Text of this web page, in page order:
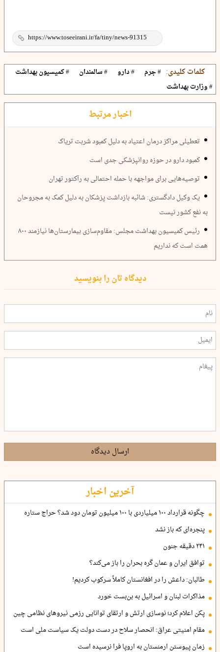
کلمات کلیدی: # جرم # دارو # سالمندان
# کمیسیون بهداشت
# وزارت بهداشت
اخبار مرتبط
تعطیلی مراکز درمان اعتیاد به دلیل کمبود شربت تریاک
کمبود دارو در حوزه روانپزشکی جدی است
توصیه‌هایی برای مواجهه با حمله احتمالی به رآکتور تهران
یک وکیل دادگستری: شائبه بازداشت پزشکان به دلیل کمک به مجروحان
به نفع کشور نیست
رئیس کمیسیون بهداشت مجلس: مقاوم‌سازی بیمارستان‌ها نیازمند ۸۰۰
همت است که نداریم
دیدگاه تان را بنویسید
ارسال دیدگاه
آخرین اخبار
چگونه قرارداد ۱۰۰ میلیاردی با ۱۰۰ میلیون تومان دود شد؟ حراج ستاره
پنجره‌ای که باز نشد
۲۴۱ دقیقه جنون
توافق ایران و عمان گره بحران را باز می‌کند؟
طالبان: داعش را در افغانستان کاملاً سرکوب کردیم!
مذاکرات لبنان و اسرائیل به بن‌بست خورد
پکن اعلام کرد؛ نوسازی ارتش و ارتقای توانایی رزمی نیروهای نظامی چین
مقام امنیتی عراق: انحصار سلاح در دست دولت یک سیاست ملی است
زمان پیوستن ارمنستان به اروپا فرا نرسیده است